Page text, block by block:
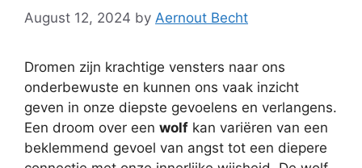
August 12, 2024 by Aernout Becht
Dromen zijn krachtige vensters naar ons
onderbewuste en kunnen ons vaak inzicht
geven in onze diepste gevoelens en verlangens.
Een droom over een wolf kan variëren van een
beklemmend gevoel van angst tot een diepere